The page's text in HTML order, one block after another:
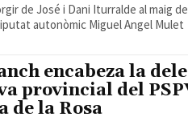
de José i Dani Iturralde al maig
autonòmic Miguel Angel Mulet
encabeza la
provincial del
de la Rosa